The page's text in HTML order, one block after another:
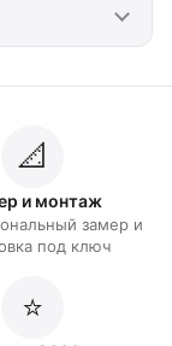
📐
и монтаж
замер и
под ключ
⭐